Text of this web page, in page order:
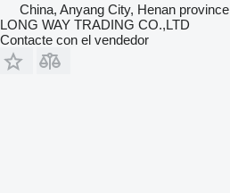
China, Anyang City, Henan province
LONG WAY TRADING CO.,LTD
Contacte con el vendedor